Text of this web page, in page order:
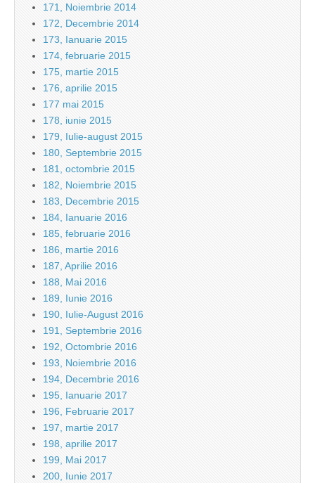
171, Noiembrie 2014
172, Decembrie 2014
173, Ianuarie 2015
174, februarie 2015
175, martie 2015
176, aprilie 2015
177 mai 2015
178, iunie 2015
179, Iulie-august 2015
180, Septembrie 2015
181, octombrie 2015
182, Noiembrie 2015
183, Decembrie 2015
184, Ianuarie 2016
185, februarie 2016
186, martie 2016
187, Aprilie 2016
188, Mai 2016
189, Iunie 2016
190, Iulie-August 2016
191, Septembrie 2016
192, Octombrie 2016
193, Noiembrie 2016
194, Decembrie 2016
195, Ianuarie 2017
196, Februarie 2017
197, martie 2017
198, aprilie 2017
199, Mai 2017
200, Iunie 2017